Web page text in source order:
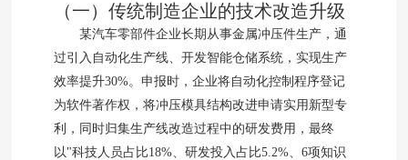
（一）传统制造企业的技术改造升级
某汽车零部件企业长期从事金属冲压件生产，通
过引入自动化生产线、开发智能仓储系统，实现生产
效率提升30%。申报时，企业将自动化控制程序登记
为软件著作权，将冲压模具结构改进申请实用新型专
利，同时归集生产线改造过程中的研发费用，最终
以"科技人员占比18%、研发投入占比5.2%、6项知识